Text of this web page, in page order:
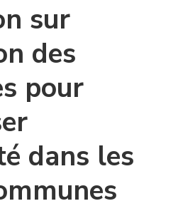
sur
des
pour
dans les